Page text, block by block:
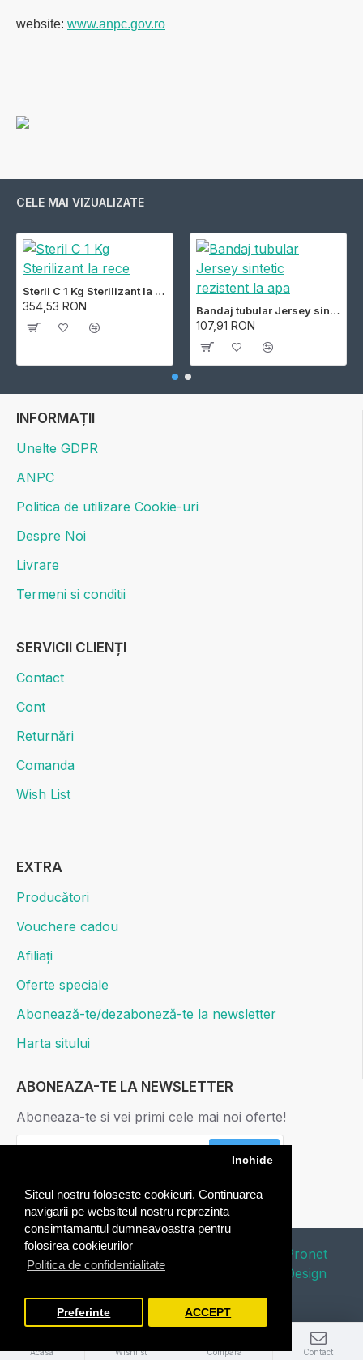
Siteul nostru foloseste cookieuri. Continuarea
navigarii pe websiteul nostru reprezinta
consimtamantul dumneavoastra pentru
folosirea cookieurilor
Politica de confidentialitate
Inchide
Preferinte ACCEPT
website: www.anpc.gov.ro
CELE MAI VIZUALIZATE
Steril C 1 Kg Sterilizant la rece
354,53 RON Bandaj tubular Jersey sintetic rezistent la apa
107,91 RON
INFORMAȚII
Unelte GDPR
ANPC
Politica de utilizare Cookie-uri
Despre Noi
Livrare
Termeni si conditii
SERVICII CLIENȚI
Contact
Cont
Returnări
Comanda
Wish List
EXTRA
Producători
Vouchere cadou
Afiliați
Oferte speciale
Abonează-te/dezaboneză-te la newsletter
Harta sitului
ABONEAZA-TE LA NEWSLETTER
Aboneaza-te si vei primi cele mai noi oferte!
Copyright © 2020 Edafico. All Rights
Reserved. Webdesign by
Pronet
Design
Acasa Wishlist Compara Contact